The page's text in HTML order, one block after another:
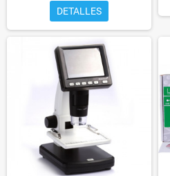
DETALLES